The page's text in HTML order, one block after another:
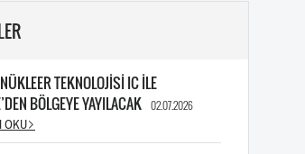
TEKNOLOJİSİ IC İLE
BÖLGEYE YAYILACAK 02.07.2026
OKU